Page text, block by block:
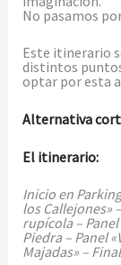
No pasamos
Este itinerario
distintos
optar por esta
Alternativa
El itinerario:
Inicio en
los Callejones»
rupícola – Panel
Piedra – Panel
Majadas» –